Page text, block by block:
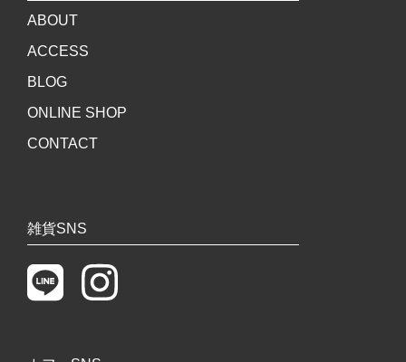
ABOUT
ACCESS
BLOG
ONLINE SHOP
CONTACT
雑貨SNS